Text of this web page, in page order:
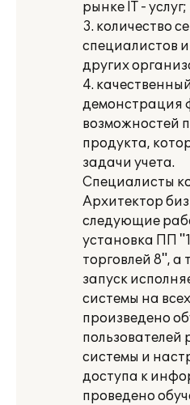
рынке IT - услуг;
3. количество
специалистов
других
4.
демонстрация
возможностей
продукта,
задачи учета.
Специалисты
Архитектор
следующие
установка ПП
торговлей 8", а
запуск
системы на
произведено
пользователей
системы и
доступа к
проведено